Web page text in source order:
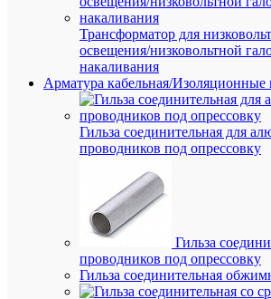
Трансформатор для
освещения/низковольтной
накаливания
Арматура кабельная/Изоляционные
Гильза соединительная для
проводников под опрессовку
Гильза
проводников под опрессовку
Гильза соединительная